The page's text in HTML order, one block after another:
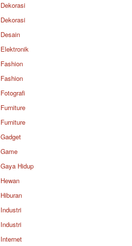
Dekorasi
Dekorasi
Desain
Elektronik
Fashion
Fashion
Fotografi
Furniture
Furniture
Gadget
Game
Gaya Hidup
Hewan
Hiburan
Industri
Industri
Internet